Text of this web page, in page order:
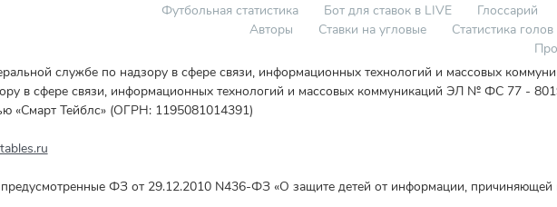
Футбольная статистика Бот для ставок в LIVE Глоссарий
Авторы
Ставки на угловые Статистика голов
службе по надзору в сфере связи, информационных технологий и массовых
в сфере связи, информационных технологий и массовых коммуникаций ЭЛ № ФС 77 -
«Смарт Тейблс» (ОГРН: 1195081014391)
ФЗ от 29.12.2010 N436-ФЗ «О защите детей от информации, причиняющей